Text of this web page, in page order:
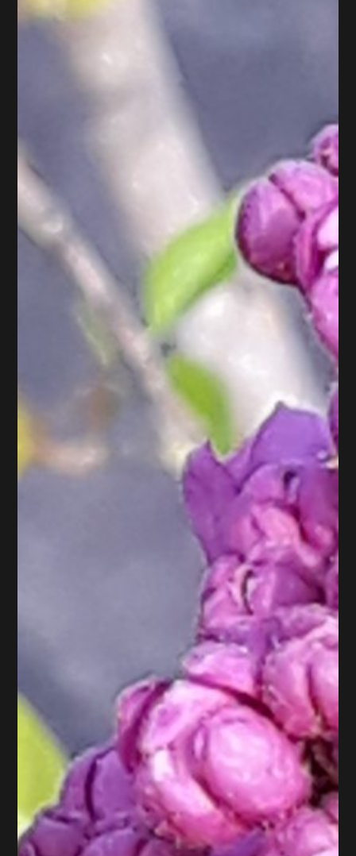
Atelier d’art floral Samedi 11 et mardi 14 avril
En avril ne te découvre pas d'1 fil Le printemps colore les jardins, la
lumière est belle. C'est le moment pour 1 création florale à garnir sans
fin en avril et en mai En mai, fais ce qu'il te plait. Facile à regarnir !
Les branches soutiennent les fleurs, et donnent de la verticalité à cette
création dynamique. La structure est colorée; et les fleurs blanches
apportent douceur et calme à l'ensemble. Regarnis ta création le plus
souvent possible, et profite de cette jolie douceur dans la maison. Je
décompose « Pas à pas » Tu penses que c’est trop compliqué pour...